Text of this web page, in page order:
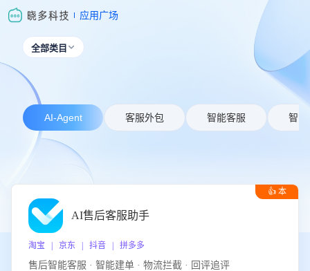
应用广场
全部类目 
AI-Agent 客服外包 智能客服 智能
👍 本
AI售后客服助手
淘宝 | 京东 | 抖音 | 拼多多
售后智能客服 · 智能建单 · 物流拦截 · 回评追评